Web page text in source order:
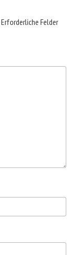
Erforderliche Felder